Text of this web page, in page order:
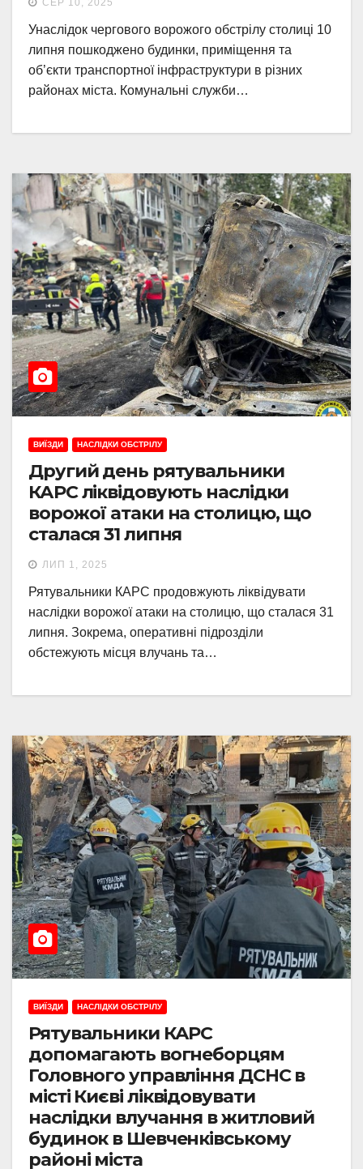
СЕР 10, 2025
Унаслідок чергового ворожого обстрілу столиці 10
липня пошкоджено будинки, приміщення та
об’єкти транспортної інфраструктури в різних
районах міста. Комунальні служби…
ВИЇЗДИ НАСЛІДКИ ОБСТРІЛУ
Другий день рятувальники
КАРС ліквідовують наслідки
ворожої атаки на столицю, що
сталася 31 липня
ЛИП 1, 2025
Рятувальники КАРС продовжують ліквідувати
наслідки ворожої атаки на столицю, що сталася 31
липня. Зокрема, оперативні підрозділи
обстежують місця влучань та…
ВИЇЗДИ НАСЛІДКИ ОБСТРІЛУ
Рятувальники КАРС
допомагають вогнеборцям
Головного управління ДСНС в
місті Києві ліквідовувати
наслідки влучання в житловий
будинок в Шевченківському
районі міста